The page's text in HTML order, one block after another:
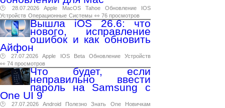
🕑 28.07.2026 Apple MacOS Tahoe Обновление
IOS
Устройств Операционные Системы 👀 76 просмотров
Вышла iOS 26.6: что
нового, исправление
ошибок и как обновить
Айфон
🕑 27.07.2026 Apple IOS Beta Обновление
Устройств
👀 74 просмотров
Что будет, если
неправильно ввести
пароль на Samsung с
One UI 9
🕑 27.07.2026 Android Полезно Знать One
Новичкам